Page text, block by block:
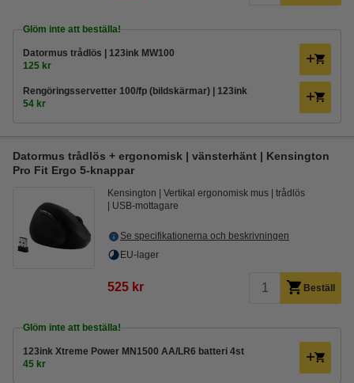
Glöm inte att beställa!
Datormus trådlös | 123ink MW100
125 kr
Rengöringsservetter 100/fp (bildskärmar) | 123ink
54 kr
Datormus trådlös + ergonomisk | vänsterhänt | Kensington
Pro Fit Ergo 5-knappar
Kensington Vertikal ergonomisk mus
trådlös
USB-mottagare
Se specifikationerna och beskrivningen
EU-lager
525 kr Beställ
Glöm inte att beställa!
123ink Xtreme Power MN1500 AA/LR6 batteri 4st
45 kr